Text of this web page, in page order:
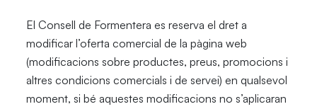
El Consell de Formentera es reserva el dret a
modificar l’oferta comercial de la pàgina web
(modificacions sobre productes, preus, promocions i
altres condicions comercials i de servei) en qualsevol
moment, si bé aquestes modificacions no s’aplicaran